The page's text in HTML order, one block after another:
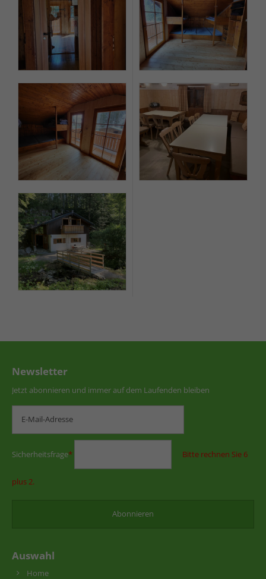
Newsletter
Jetzt abonnieren und immer auf dem Laufenden bleiben
Sicherheitsfrage* Bitte rechnen Sie 6
plus 2.
Auswahl
Home